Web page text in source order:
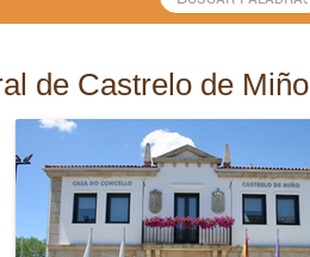
de Castrelo de Miño